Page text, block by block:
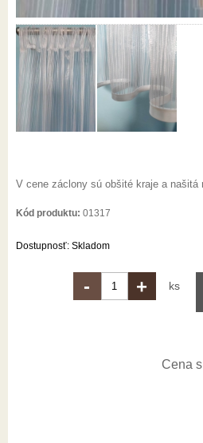
V cene záclony sú obšité kraje a našitá
Kód produktu: 01317
Dostupnosť: Skladom
- + ks
Cena